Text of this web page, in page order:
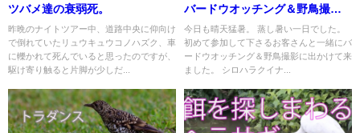
ツバメ達の衰弱死。
昨晩のナイトツアー中、道路中央に仰向け
で倒れていたリュウキュウコノハズク、車
に轢かれて死んでいると思ったのですが、
駆け寄り触ると片脚が少しだ...
バードウオッチング＆野鳥撮影
ツアー。
今日も晴天猛暑。 蒸し暑い一日でした。
初めて参加して下さるお客さんと一緒にバ
ードウオッチング＆野鳥撮影に出かけて来
ました。 シロハラクイナ...